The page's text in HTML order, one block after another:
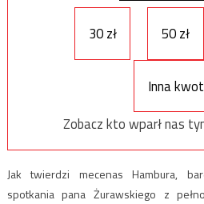
30 zł 50 zł
Inna
Zobacz kto wparł nas
Jak twierdzi mecenas Hambura,
spotkania pana Żurawskiego z